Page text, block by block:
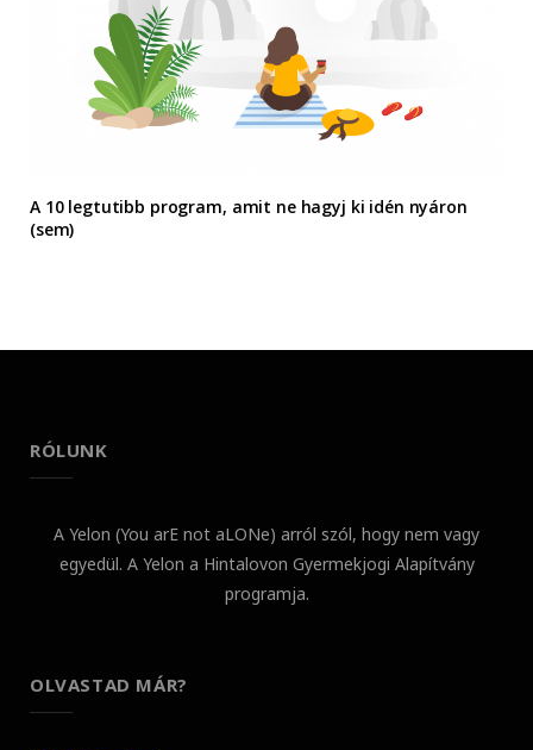
A 10 legtutibb program, amit ne hagyj ki idén nyáron
(sem)
RÓLUNK
A Yelon (You arE not aLONe) arról szól, hogy nem vagy
egyedül. A Yelon a Hintalovon Gyermekjogi Alapítvány
programja.
OLVASTAD MÁR?